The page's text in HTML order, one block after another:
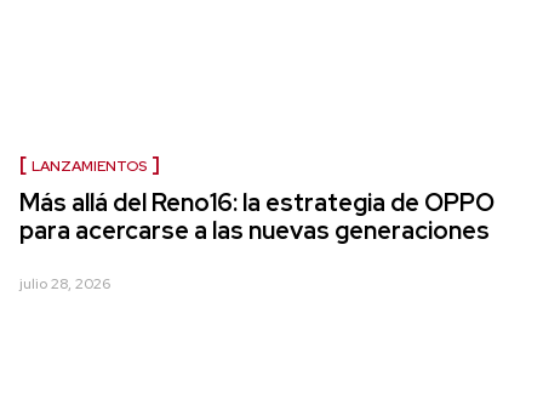
LANZAMIENTOS
Más allá del Reno16: la estrategia de OPPO
para acercarse a las nuevas generaciones
julio 28, 2026